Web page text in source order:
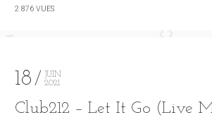
2 876 VUES
18
JUIN
2021
Club212 – Let It Go (Live